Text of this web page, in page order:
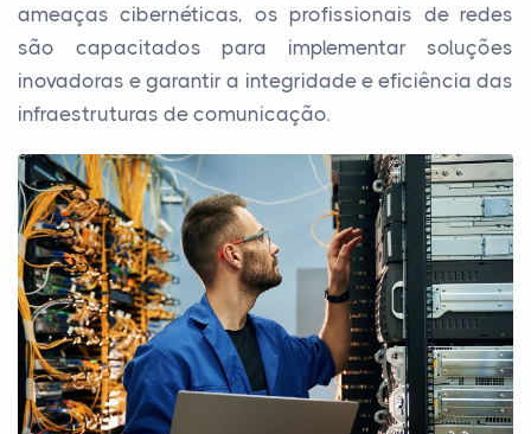
ameaças cibernéticas, os profissionais de redes
são capacitados para implementar soluções
inovadoras e garantir a integridade e eficiência das
infraestruturas de comunicação.